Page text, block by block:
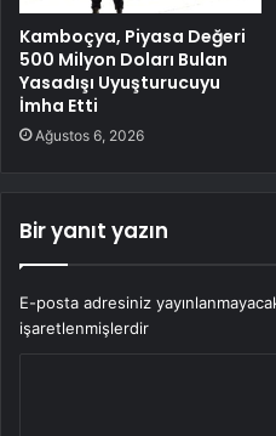
Kamboçya, Piyasa Değeri
500 Milyon Doları Bulan
Yasadışı Uyuşturucuyu
İmha Etti
Ağustos 6, 2026
Bir yanıt yazın
E-posta adresiniz
işaretlenmişlerdir